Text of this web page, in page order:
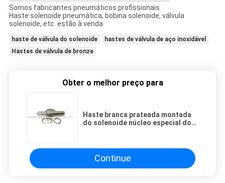
Somos fabricantes pneumáticos profissionais
Haste solenoide pneumática, bobina solenoide, válvula
solenoide, etc. estão à venda
haste de válvula do solenoide
hastes de válvula de aço inoxidável
Hastes de válvula de bronze
Obter o melhor preço para
Haste branca prateada montada
do solenoide núcleo especial do
Continue